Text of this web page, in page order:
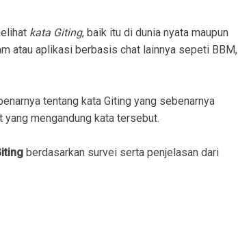
kata Giting, baik itu di dunia nyata maupun
atau aplikasi berbasis chat lainnya sepeti BBM,
tentang kata Giting yang sebenarnya
mengandung kata tersebut.
berdasarkan survei serta penjelasan dari